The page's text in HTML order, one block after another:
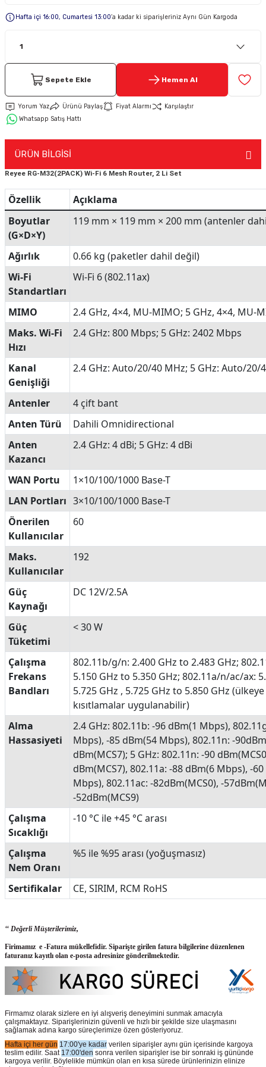
Hafta içi 16:00, Cumartesi 13:00’a kadar ki siparişleriniz Aynı Gün Kargoda
Sepete Ekle Hemen Al
Yorum Yaz Ürünü Paylaş Fiyat Alarmı
Karşılaştır
Whatsapp Satış Hattı
ÜRÜN BİLGİSİ
Reyee RG-M32(2PACK) Wi-Fi 6 Mesh Router, 2 Li Set
Özellik
Açıklama
Boyutlar
(G×D×Y)
119 mm × 119 mm × 200 mm (antenler
Ağırlık
0.66 kg (paketler dahil değil)
Wi-Fi
Standartları
Wi-Fi 6 (802.11ax)
MIMO
2.4 GHz, 4×4, MU-MIMO; 5 GHz, 4×4, MU-
Maks. Wi-Fi
Hızı
2.4 GHz: 800 Mbps; 5 GHz: 2402 Mbps
Kanal
Genişliği
2.4 GHz: Auto/20/40 MHz; 5 GHz: Auto/20/
Antenler
4 çift bant
Anten Türü
Dahili Omnidirectional
Anten
Kazancı
2.4 GHz: 4 dBi; 5 GHz: 4 dBi
WAN Portu
1×10/100/1000 Base-T
LAN Portları 3×10/100/1000 Base-T
Önerilen
Kullanıcılar
60
Maks.
Kullanıcılar
192
Güç
Kaynağı
DC 12V/2.5A
Güç
Tüketimi
< 30 W
Çalışma
Frekans
Bandları
802.11b/g/n: 2.400 GHz to 2.483 GHz;
5.150 GHz to 5.350 GHz; 802.11a/n/ac/ax:
5.725 GHz , 5.725 GHz to 5.850 GHz
kısıtlamalar uygulanabilir)
Alma
Hassasiyeti
2.4 GHz: 802.11b: -96 dBm(1 Mbps),
Mbps), -85 dBm(54 Mbps), 802.11n: -
dBm(MCS7); 5 GHz: 802.11n: -90
dBm(MCS7), 802.11a: -88 dBm(6 Mbps), -
Mbps), 802.11ac: -82dBm(MCS0), -
-52dBm(MCS9)
Çalışma
Sıcaklığı
-10 °C ile +45 °C arası
Çalışma
Nem Oranı
%5 ile %95 arası (yoğuşmasız)
Sertifikalar CE, SIRIM, RCM RoHS
‘‘ Değerli Müşterilerimiz,
Firimamız e -Fatura mükellefidir. Siparişte girilen fatura bilgilerine düzenlenen
faturanız kayıtlı olan e-posta adresinize gönderilmektedir.
Firmamız olarak sizlere en iyi alışveriş deneyimini sunmak amacıyla
çalışmaktayız. Siparişlerinizin güvenli ve hızlı bir şekilde size ulaşmasını
sağlamak adına kargo süreçlerimize özen gösteriyoruz.
Hafta içi her gün 17:00'ye kadar verilen siparişler aynı gün içerisinde kargoya
teslim edilir. Saat 17:00'den sonra verilen siparişler ise bir sonraki iş gününde
kargoya verilir. Böylelikle mümkün olan en kısa sürede ürünlerinizin elinize